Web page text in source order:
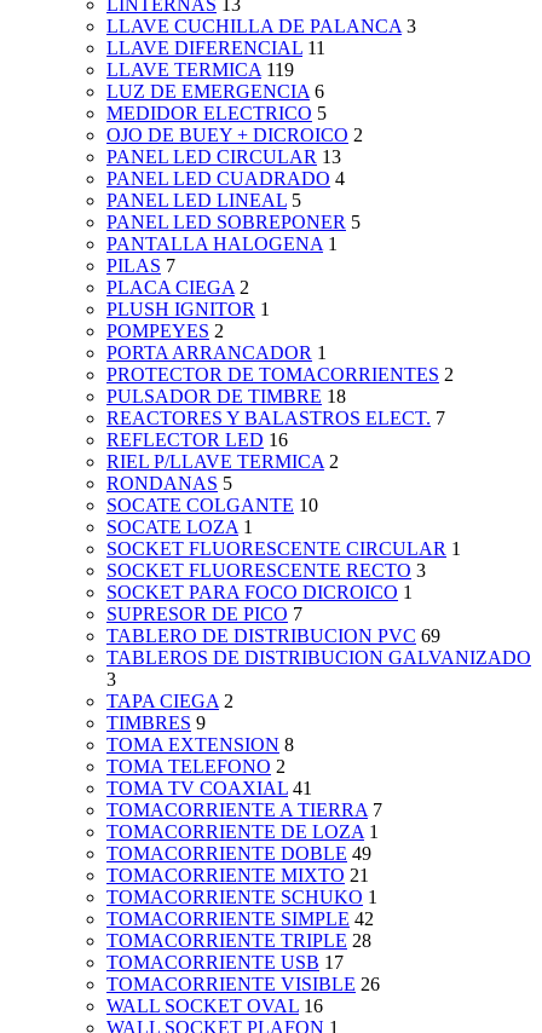
LINTERNAS
13
LLAVE CUCHILLA DE PALANCA 3
LLAVE DIFERENCIAL 11
LLAVE TERMICA 119
LUZ DE EMERGENCIA 6
MEDIDOR ELECTRICO 5
OJO DE BUEY + DICROICO 2
PANEL LED CIRCULAR 13
PANEL LED CUADRADO 4
PANEL LED LINEAL 5
PANEL LED SOBREPONER 5
PANTALLA HALOGENA 1
PILAS 7
PLACA CIEGA 2
PLUSH IGNITOR 1
POMPEYES 2
PORTA ARRANCADOR 1
PROTECTOR DE TOMACORRIENTES 2
PULSADOR DE TIMBRE 18
REACTORES Y BALASTROS ELECT. 7
REFLECTOR LED 16
RIEL P/LLAVE TERMICA 2
RONDANAS 5
SOCATE COLGANTE 10
SOCATE LOZA 1
SOCKET FLUORESCENTE CIRCULAR 1
SOCKET FLUORESCENTE RECTO 3
SOCKET PARA FOCO DICROICO 1
SUPRESOR DE PICO 7
TABLERO DE DISTRIBUCION PVC 69
TABLEROS DE DISTRIBUCION GALVANIZADO
3
TAPA CIEGA 2
TIMBRES 9
TOMA EXTENSION 8
TOMA TELEFONO 2
TOMA TV COAXIAL 41
TOMACORRIENTE A TIERRA 7
TOMACORRIENTE DE LOZA 1
TOMACORRIENTE DOBLE 49
TOMACORRIENTE MIXTO 21
TOMACORRIENTE SCHUKO 1
TOMACORRIENTE SIMPLE 42
TOMACORRIENTE TRIPLE 28
TOMACORRIENTE USB 17
TOMACORRIENTE VISIBLE 26
WALL SOCKET OVAL 16
WALL SOCKET PLAFON 1